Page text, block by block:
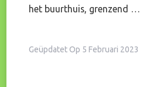
het buurthuis, grenzend …
Geüpdatet Op 5 Februari 2023